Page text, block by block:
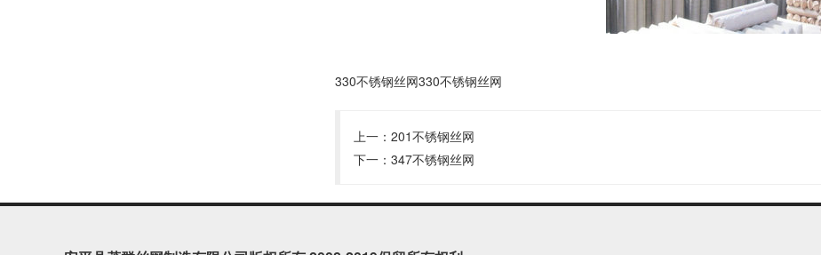
330不锈钢丝网330不锈钢丝网
上一： 201不锈钢丝网
下一： 347不锈钢丝网